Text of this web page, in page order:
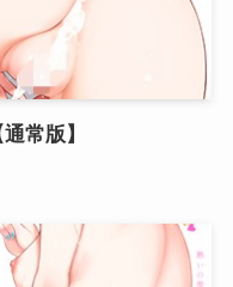
常版】